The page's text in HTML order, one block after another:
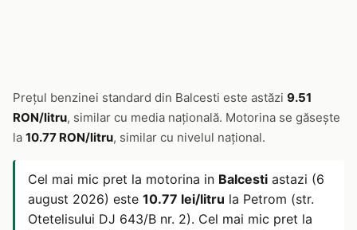
Prețul benzinei standard din Balcesti este astăzi 9.51
RON/litru, similar cu media națională. Motorina se găsește
la 10.77 RON/litru, similar cu nivelul național.
Cel mai mic pret la motorina in Balcesti astazi (6
august 2026) este 10.77 lei/litru la Petrom (str.
Otetelisului DJ 643/B nr. 2). Cel mai mic pret la